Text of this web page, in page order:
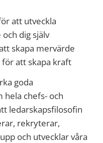
att utveckla
dig själv
skapa mervärde
att skapa kraft
goda
hela chefs- och
ledarskapsfilosofin
rekryterar,
och utvecklar våra